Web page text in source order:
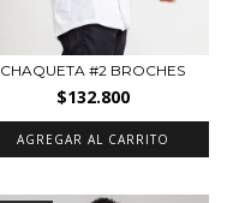
CHAQUETA #2 BROCHES
$132.800
AGREGAR AL CARRITO